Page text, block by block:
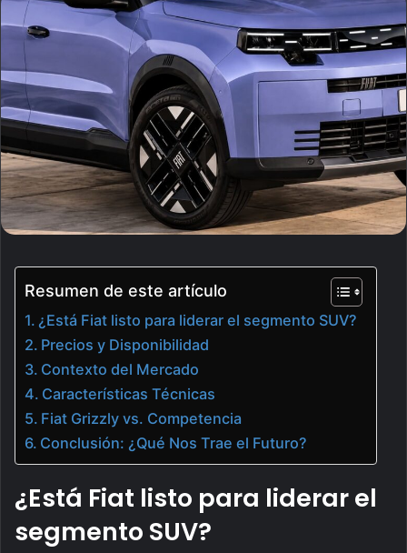
email
Resumen de este artículo
¿Está Fiat listo para liderar el segmento SUV?
Precios y Disponibilidad
Contexto del Mercado
Características Técnicas
Fiat Grizzly vs. Competencia
Conclusión: ¿Qué Nos Trae el Futuro?
¿Está Fiat listo para liderar el
segmento SUV?